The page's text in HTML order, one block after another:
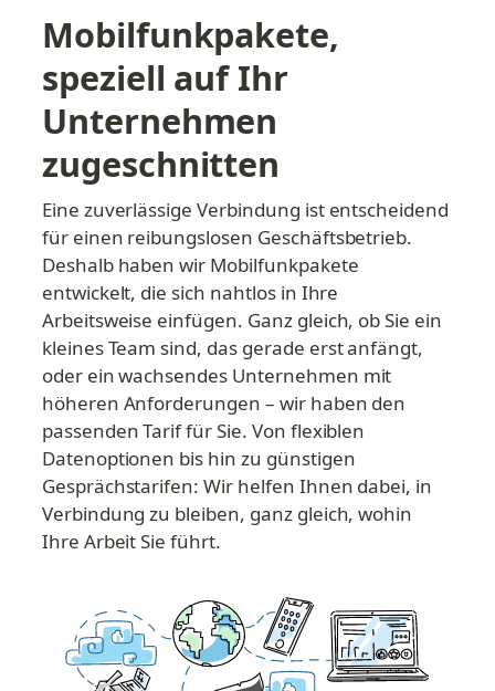
Mobilfunkpakete,
speziell auf Ihr
Unternehmen
zugeschnitten
Eine zuverlässige Verbindung ist entscheidend
für einen reibungslosen Geschäftsbetrieb.
Deshalb haben wir Mobilfunkpakete
entwickelt, die sich nahtlos in Ihre
Arbeitsweise einfügen. Ganz gleich, ob Sie ein
kleines Team sind, das gerade erst anfängt,
oder ein wachsendes Unternehmen mit
höheren Anforderungen – wir haben den
passenden Tarif für Sie. Von flexiblen
Datenoptionen bis hin zu günstigen
Gesprächstarifen: Wir helfen Ihnen dabei, in
Verbindung zu bleiben, ganz gleich, wohin
Ihre Arbeit Sie führt.